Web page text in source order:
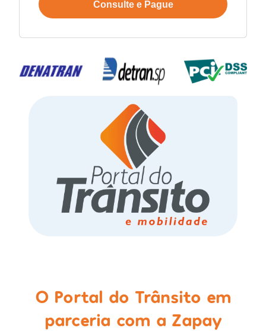
Consulte e Pague
O Portal do Trânsito em
parceria com a Zapay